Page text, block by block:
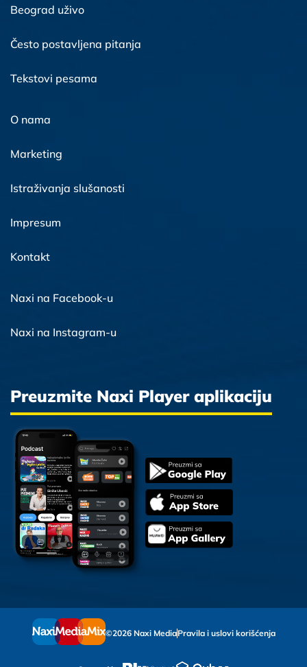
Beograd uživo
Često postavljena pitanja
Tekstovi pesama
O nama
Marketing
Istraživanja slušanosti
Impresum
Kontakt
Naxi na Facebook-u
Naxi na Instagram-u
Preuzmite Naxi Player aplikaciju
©2026 Naxi MediaPravila i uslovi korišćenja